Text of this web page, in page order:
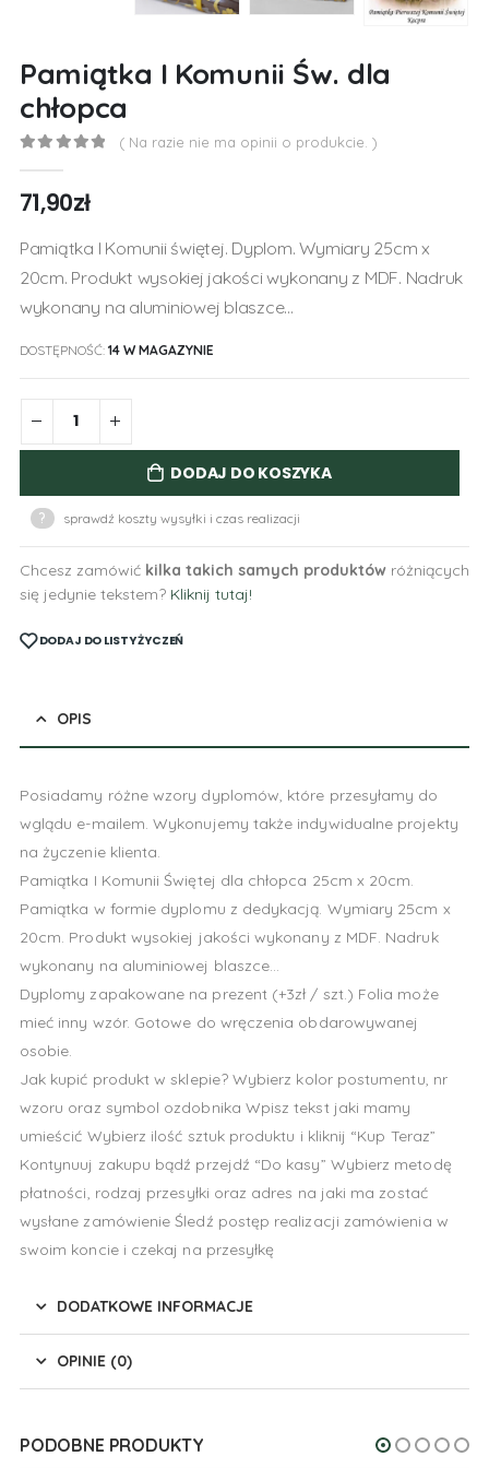
Pamiątka I Komunii Św. dla
chłopca
( Na razie nie ma opinii o produkcie. )
71,90zł
Pamiątka I Komunii świętej. Dyplom. Wymiary 25cm x
20cm. Produkt wysokiej jakości wykonany z MDF. Nadruk
wykonany na aluminiowej blaszce…
DOSTĘPNOŚĆ: 14 W MAGAZYNIE
DODAJ DO KOSZYKA
? sprawdź koszty wysyłki i czas realizacji
Chcesz zamówić kilka takich samych produktówróżniących
się jedynie tekstem? Kliknij tutaj!
DODAJ DO LISTY ŻYCZEŃ
OPIS
Posiadamy różne wzory dyplomów, które przesyłamy do
wglądu e-mailem. Wykonujemy także indywidualne projekty
na życzenie klienta.
Pamiątka I Komunii Świętej dla chłopca 25cm x 20cm.
Pamiątka w formie dyplomu z dedykacją. Wymiary 25cm x
20cm. Produkt wysokiej jakości wykonany z MDF. Nadruk
wykonany na aluminiowej blaszce…
Dyplomy zapakowane na prezent (+3zł / szt.) Folia może
mieć inny wzór. Gotowe do wręczenia obdarowywanej
osobie.
Jak kupić produkt w sklepie? Wybierz kolor postumentu, nr
wzoru oraz symbol ozdobnika Wpisz tekst jaki mamy
umieścić Wybierz ilość sztuk produktu i kliknij “Kup Teraz”
Kontynuuj zakupu bądź przejdź “Do kasy” Wybierz metodę
płatności, rodzaj przesyłki oraz adres na jaki ma zostać
wysłane zamówienie Śledź postęp realizacji zamówienia w
swoim koncie i czekaj na przesyłkę
DODATKOWE INFORMACJE
OPINIE (0)
PODOBNE PRODUKTY